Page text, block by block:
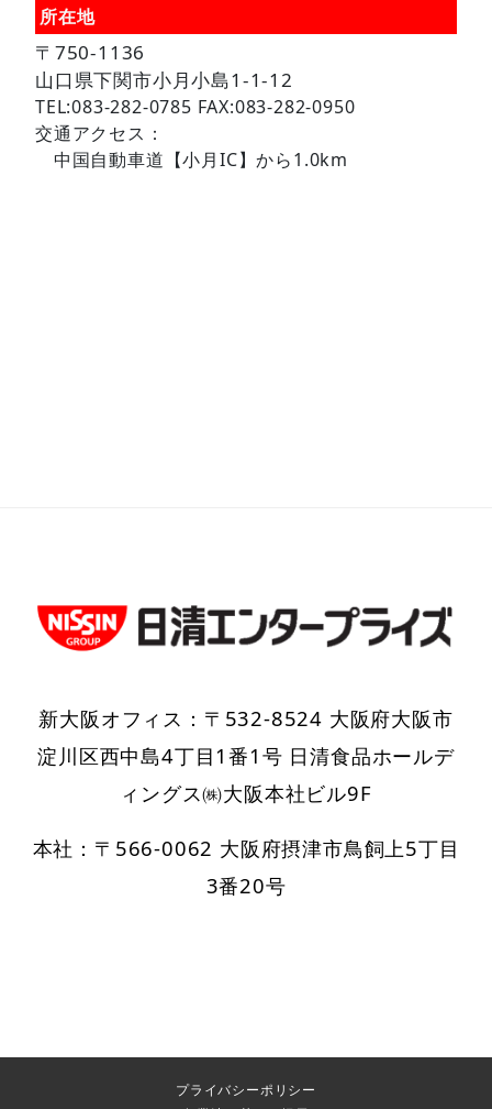
所在地
〒750-1136
山口県下関市小月小島1-1-12
TEL:083-282-0785 FAX:083-282-0950
交通アクセス：
中国自動車道【小月IC】から1.0km
新大阪オフィス：〒532-8524 大阪府大阪市
淀川区西中島4丁目1番1号 日清食品ホールデ
ィングス㈱大阪本社ビル9F
本社：〒566-0062 大阪府摂津市鳥飼上5丁目
3番20号
プライバシーポリシー